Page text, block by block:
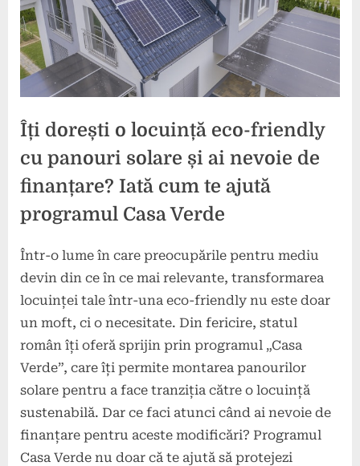
Îți dorești o locuință eco-friendly
cu panouri solare și ai nevoie de
finanțare? Iată cum te ajută
programul Casa Verde
Posted
on
20
septembrie
2024
By
sc
Într-o lume în care preocupările pentru mediu
devin din ce în ce mai relevante, transformarea
locuinței tale într-una eco-friendly nu este doar
un moft, ci o necesitate. Din fericire, statul
român îți oferă sprijin prin programul „Casa
Verde”, care îți permite montarea panourilor
solare pentru a face tranziția către o locuință
sustenabilă. Dar ce faci atunci când ai nevoie de
finanțare pentru aceste modificări? Programul
Casa Verde nu doar că te ajută să protejezi